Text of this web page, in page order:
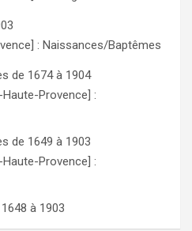
: Naissances/Baptêmes
de 1674 à 1904
Provence] :
de 1649 à 1903
Provence] :
à 1903